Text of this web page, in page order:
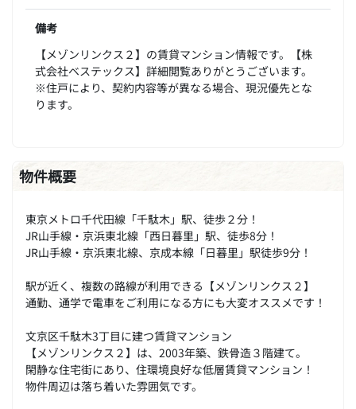
備考
【メゾンリンクス２】の賃貸マンション情報です。【株
式会社ベステックス】詳細閲覧ありがとうございます。
※住戸により、契約内容等が異なる場合、現況優先とな
ります。
物件概要
東京メトロ千代田線「千駄木」駅、徒歩２分！
JR山手線・京浜東北線「西日暮里」駅、徒歩8分！
JR山手線・京浜東北線、京成本線「日暮里」駅徒歩9分！
駅が近く、複数の路線が利用できる【メゾンリンクス２】
通勤、通学で電車をご利用になる方にも大変オススメです！
文京区千駄木3丁目に建つ賃貸マンション
【メゾンリンクス２】は、2003年築、鉄骨造３階建て。
閑静な住宅街にあり、住環境良好な低層賃貸マンション！
物件周辺は落ち着いた雰囲気です。